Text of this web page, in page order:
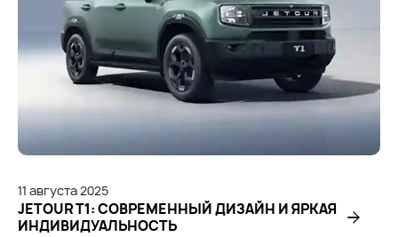
11 августа2025
JETOUR T1: СОВРЕМЕННЫЙ ДИЗАЙН И ЯРКАЯ
ИНДИВИДУАЛЬНОСТЬ